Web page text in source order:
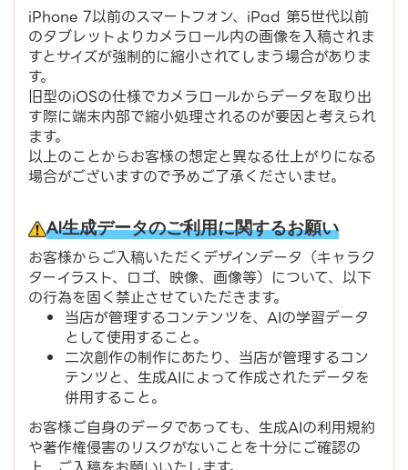
iPhone 7以前のスマートフォン、iPad 第5世代以前
のタブレットよりカメラロール内の画像を入稿されま
すとサイズが強制的に縮小されてしまう場合がありま
す。
旧型のiOSの仕様でカメラロールからデータを取り出
す際に端末内部で縮小処理されるのが要因と考えられ
ます。
以上のことからお客様の想定と異なる仕上がりになる
場合がございますので予めご了承くださいませ。
AI生成データのご利用に関するお願い
お客様からご入稿いただくデザインデータ（キャラク
ターイラスト、ロゴ、映像、画像等）について、以下
の行為を固く禁止させていただきます。
当店が管理するコンテンツを、AIの学習データ
として使用すること。
二次創作の制作にあたり、当店が管理するコン
テンツと、生成AIによって作成されたデータを
併用すること。
お客様ご自身のデータであっても、生成AIの利用規約
や著作権侵害のリスクがないことを十分にご確認の